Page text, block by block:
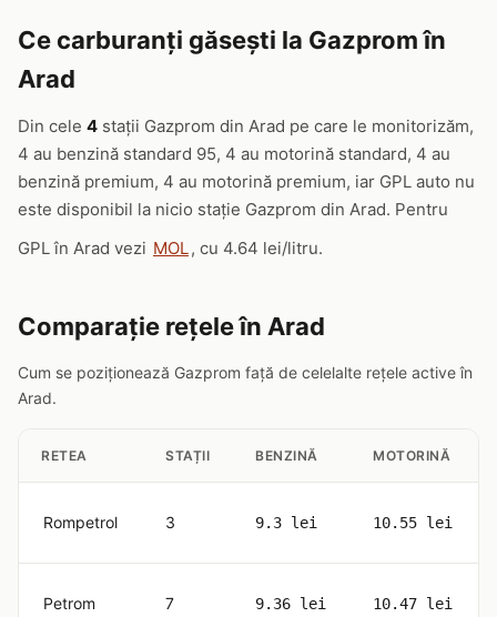
Ce carburanți găsești la Gazprom în
Arad
Din cele 4 stații Gazprom din Arad pe care le monitorizăm,
4 au benzină standard 95, 4 au motorină standard, 4 au
benzină premium, 4 au motorină premium, iar GPL auto nu
este disponibil la nicio stație Gazprom din Arad. Pentru
GPL în Arad vezi MOL, cu 4.64 lei/litru.
Comparație rețele în Arad
Cum se poziționează Gazprom față de celelalte rețele active în
Arad.
RETEA STAȚII BENZINĂ MOTORINĂ
Rompetrol 3 9.3 lei 10.55 lei
Petrom 7 9.36 lei 10.47 lei